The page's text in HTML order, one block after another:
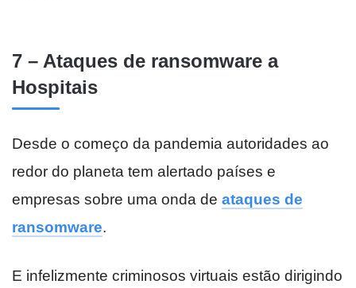
7 – Ataques de ransomware a
Hospitais
Desde o começo da pandemia autoridades ao
redor do planeta tem alertado países e
empresas sobre uma onda de ataques de
ransomware.
E infelizmente criminosos virtuais estão dirigindo